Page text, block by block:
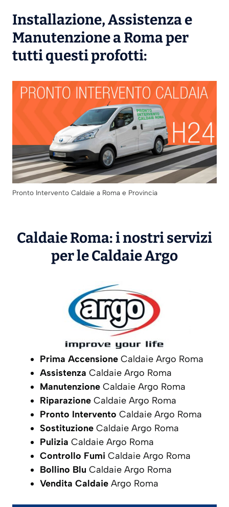
Installazione,Assistenzae
Manutenzionea Roma per
tutti questi profotti:
Pronto Intervento Caldaie a Roma e Provincia
Caldaie Roma: i nostri servizi
per le CaldaieArgo
Prima Accensione Caldaie Argo Roma
Assistenza Caldaie Argo Roma
Manutenzione Caldaie Argo Roma
Riparazione Caldaie Argo Roma
Pronto Intervento Caldaie Argo Roma
Sostituzione Caldaie Argo Roma
Pulizia Caldaie Argo Roma
Controllo Fumi Caldaie Argo Roma
Bollino Blu Caldaie Argo Roma
Vendita Caldaie Argo Roma